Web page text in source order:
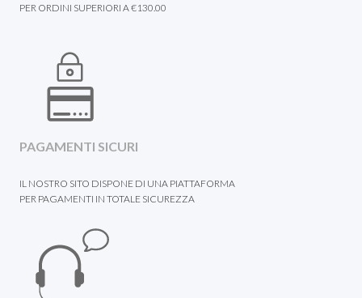
PER ORDINI SUPERIORI A €130.00
PAGAMENTI SICURI
IL NOSTRO SITO DISPONE DI UNA PIATTAFORMA
PER PAGAMENTI IN TOTALE SICUREZZA